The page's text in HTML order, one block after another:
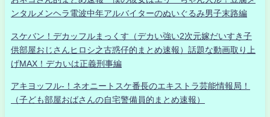
ンタルメンヘラ電波中年アルバイターのぬいぐるみ男子末路編
スケバン！デカッフルまっくす（デカい強い2次元嫁だいすき子
供部屋おじさんヒロシ之古惑仔的まとめ速報）話題な動画取り上
げMAX！デカいは正義刑事編
アキヨッフル-！ネオニートスケ番長のエキストラ芸能情報局！
（子ども部屋おばさんの自宅警備員的まとめ速報）